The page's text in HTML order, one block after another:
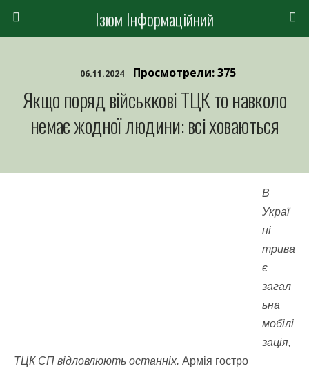
Ізюм Інформаційний
06.11.2024 Просмотрели: 375
Якщо поряд військкові ТЦК то навколо
немає жодної людини: всі ховаються
В
Украї
ні
трива
є
загал
ьна
мобілі
зація,
ТЦК СП відловлюють останніх. Армія гостро